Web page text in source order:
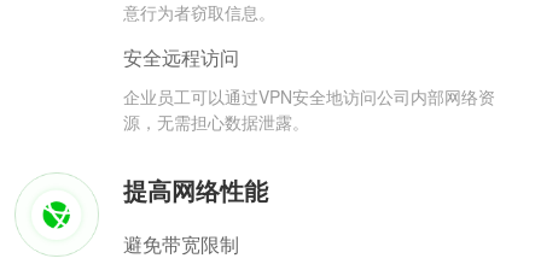
意行为者窃取信息。
安全远程访问
企业员工可以通过VPN安全地访问公司内部网络资
源，无需担心数据泄露。
提高网络性能
避免带宽限制